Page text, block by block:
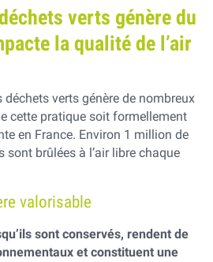
verts génère du
la qualité de l’air
déchets verts génère de nombreux
cette pratique soit formellement
en France. Environ 1 million de
sont brûlées à l’air libre chaque
valorisable
sont conservés, rendent de
et constituent une